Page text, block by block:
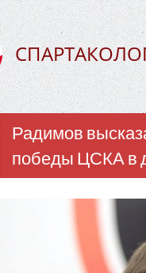
Радимов
победы ЦСКА в